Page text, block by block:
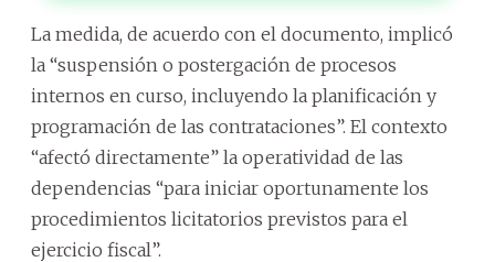
La medida, de acuerdo con el documento, implicó
la “suspensión o postergación de procesos
internos en curso, incluyendo la planificación y
programación de las contrataciones”. El contexto
“afectó directamente” la operatividad de las
dependencias “para iniciar oportunamente los
procedimientos licitatorios previstos para el
ejercicio fiscal”.